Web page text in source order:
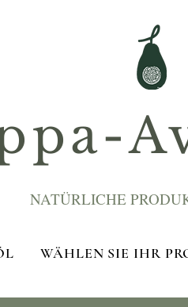
NATÜRLICHE
WÄHLEN SIE IHR